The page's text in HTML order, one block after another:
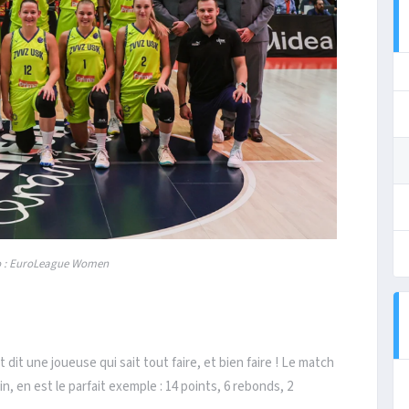
EuroLeague Women
dit une joueuse qui sait tout faire, et bien faire ! Le match
en est le parfait exemple : 14 points, 6 rebonds, 2